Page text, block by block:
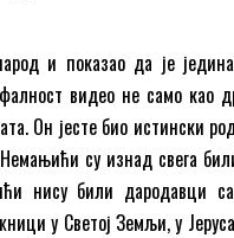
и показао да је
видео не само као
Он јесте био истински
су изнад свега
нису били дародавци
у Светој Земљи, у